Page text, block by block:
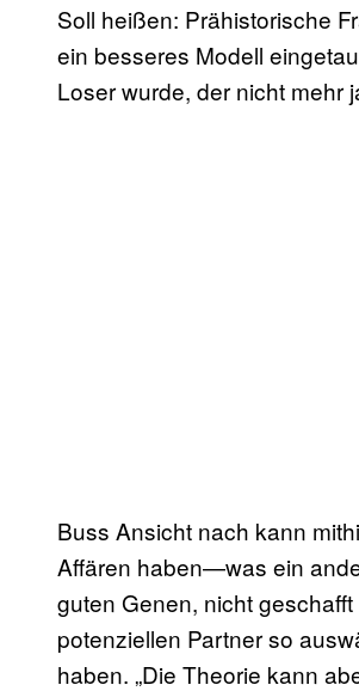
Soll heißen: Prähistorische
ein besseres Modell
Loser wurde, der nicht mehr
Buss Ansicht nach kann
Affären haben—was ein
guten Genen, nicht
potenziellen Partner so
haben. „Die Theorie kann